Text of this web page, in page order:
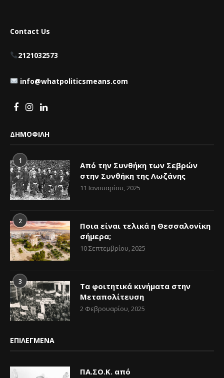
Contact Us
2121032573
info@whatpoliticsmeans.com
ΔΗΜΟΦΙΛΗ
1
Από την Συνθήκη των Σεβρών
στην Συνθήκη της Λωζάνης
11 Ιανουαρίου, 2025
2
Ποια είναι τελικά η Θεσσαλονίκη
σήμερα;
10 Σεπτεμβρίου, 2025
3
Τα φοιτητικά κινήματα στην
Μεταπολίτευση
2 Φεβρουαρίου, 2025
ΕΠΙΛΕΓΜΕΝΑ
ΠΑ.ΣΟ.Κ. από